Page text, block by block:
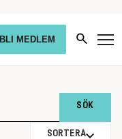
BLI MEDLEM
SORTERA